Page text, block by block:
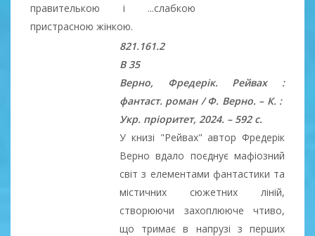
правителькою і ...слабкою
пристрасною жінкою.
821.161.2
В 35
Верно, Фредерік. Рейвах :
фантаст. роман / Ф. Верно. – К. :
Укр. пріоритет, 2024. – 592 с.
У книзі "Рейвах" автор Фредерік
Верно вдало поєднує мафіозний
світ з елементами фантастики та
містичних сюжетних ліній,
створюючи захоплююче чтиво,
що тримає в напрузі з перших